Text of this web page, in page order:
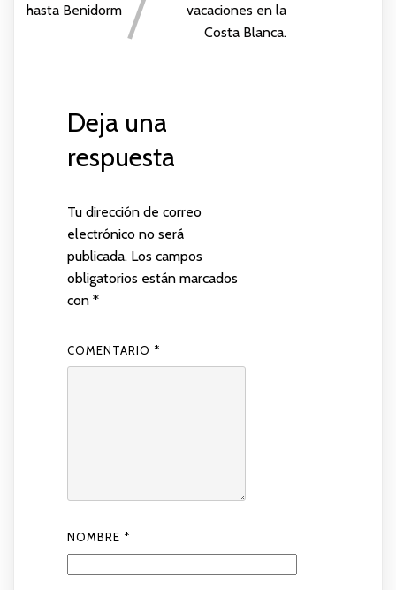
hasta Benidorm
vacaciones en la
Costa Blanca.
Deja una
respuesta
Tu dirección de correo
electrónico no será
publicada. Los campos
obligatorios están marcados
con *
COMENTARIO *
NOMBRE *